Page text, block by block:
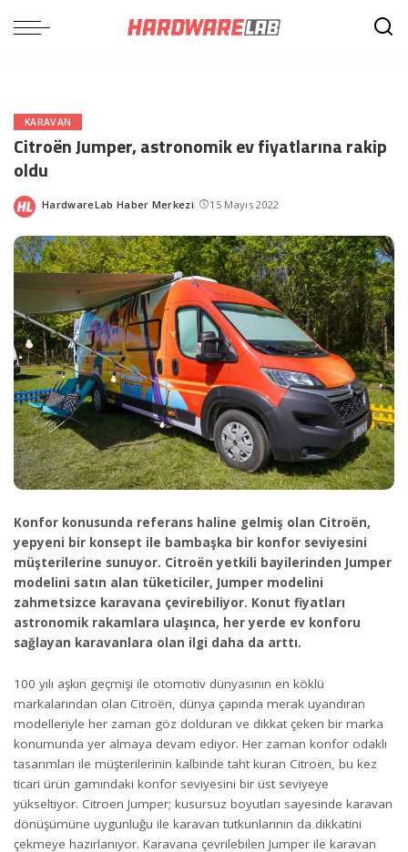
KARAVAN
Citroën Jumper, astronomik ev fiyatlarına rakip
oldu
Posted
HardwareLab Haber Merkezi 15 Mayıs 2022
Konfor konusunda referans haline gelmiş olan Citroën,
yepyeni bir konsept ile bambaşka bir konfor seviyesini
müşterilerine sunuyor. Citroën yetkili bayilerinden Jumper
modelini satın alan tüketiciler, Jumper modelini
zahmetsizce karavana çevirebiliyor. Konut fiyatları
astronomik rakamlara ulaşınca, her yerde ev konforu
sağlayan karavanlara olan ilgi daha da arttı.
100 yılı aşkın geçmişi ile otomotiv dünyasının en köklü
markalarından olan Citroën, dünya çapında merak uyandıran
modelleriyle her zaman göz dolduran ve dikkat çeken bir marka
konumunda yer almaya devam ediyor. Her zaman konfor odaklı
tasarımları ile müşterilerinin kalbinde taht kuran Citroën, bu kez
ticari ürün gamındaki konfor seviyesini bir üst seviyeye
yükseltiyor. Citroen Jumper; kusursuz boyutları sayesinde karavan
dönüşümüne uygunluğu ile karavan tutkunlarının da dikkatini
çekmeye hazırlanıyor. Karavana çevrilebilen Jumper ile karavan